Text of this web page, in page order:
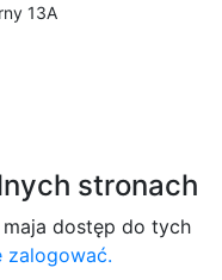
13A
stronach
dostęp do tych
zalogować.